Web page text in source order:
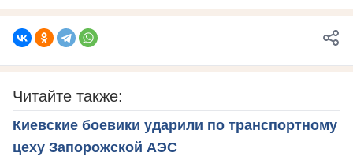
Читайте также:
Киевские боевики ударили по транспортному
цеху Запорожской АЭС